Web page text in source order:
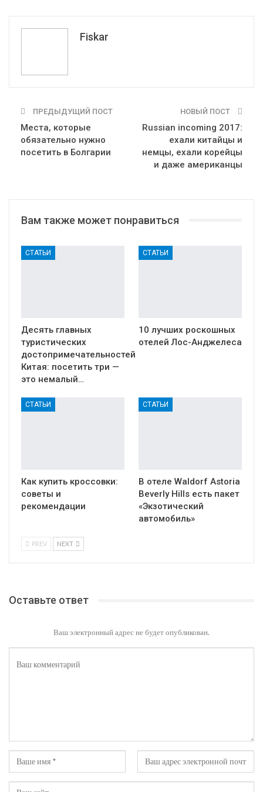
Telegram
Fiskar
ПРЕДЫДУЩИЙ ПОСТ
Места, которые
обязательно нужно
посетить в Болгарии
НОВЫЙ ПОСТ
Russian incoming 2017:
ехали китайцы и
немцы, ехали корейцы
и даже американцы
Вам также может понравиться
СТАТЬИ
Десять главных
туристических
достопримечательностей
Китая: посетить три —
это немалый…
СТАТЬИ
10 лучших роскошных
отелей Лос-Анджелеса
СТАТЬИ
Как купить кроссовки:
советы и
рекомендации
СТАТЬИ
В отеле Waldorf Astoria
Beverly Hills есть пакет
«Экзотический
автомобиль»
PREV NEXT
Оставьте ответ
Ваш электронный адрес не будет опубликован.